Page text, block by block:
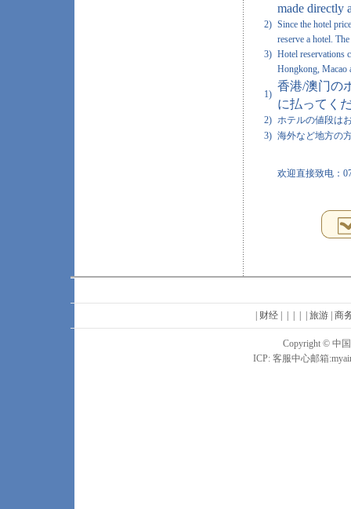
made directly
2) Since the hotel
reserve a hotel.
3) Hotel reservations
Hongkong, Macao
1)
香港/澳门の
に払ってく
2) ホテルの値段は
3) 海外など地方の
欢迎直接致电：
| 财经 | | | | | 旅游 | 商
Copyright © 中
ICP: 客服中心邮箱: